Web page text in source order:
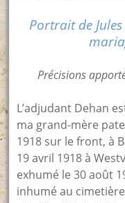
Portrait de
Précisions
L’adjudant Dehan
ma grand-mère
1918 sur le front, à
19 avril 1918 à
exhumé le 30 août
inhumé au